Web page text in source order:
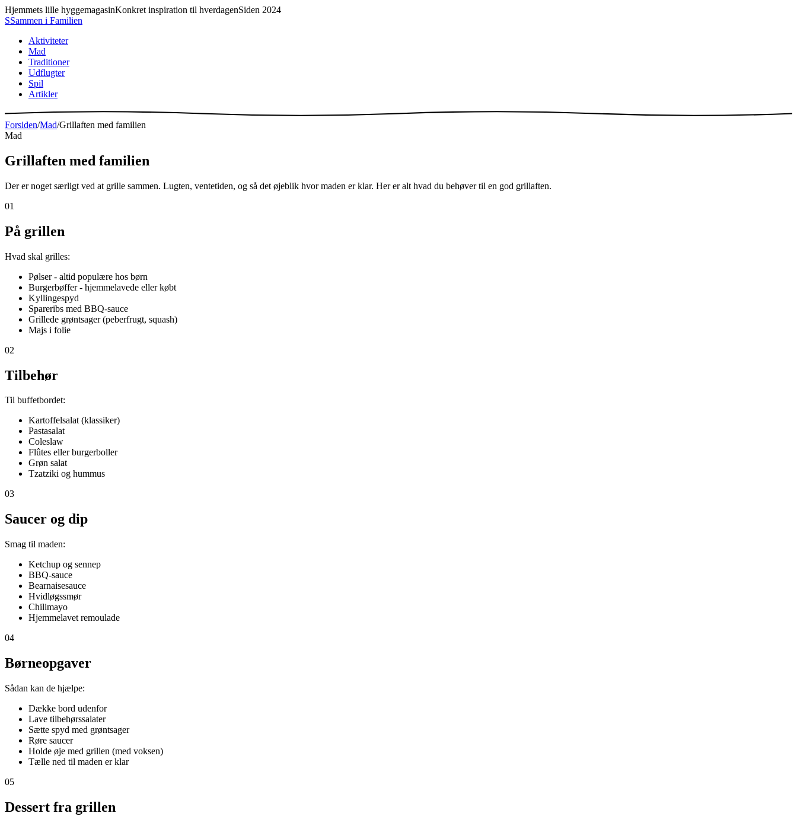
Hjemmets lille hyggemagasinKonkret inspiration til hverdagenSiden 2024
SSammen i Familien
Aktiviteter
Mad
Traditioner
Udflugter
Spil
Artikler
Forsiden/Mad/Grillaften med familien
Mad
Grillaften med familien
Der er noget særligt ved at grille sammen. Lugten, ventetiden, og så det øjeblik hvor maden er klar. Her er alt hvad du behøver til en god grillaften.
01
På grillen
Hvad skal grilles:
Pølser - altid populære hos børn
Burgerbøffer - hjemmelavede eller købt
Kyllingespyd
Spareribs med BBQ-sauce
Grillede grøntsager (peberfrugt, squash)
Majs i folie
02
Tilbehør
Til buffetbordet:
Kartoffelsalat (klassiker)
Pastasalat
Coleslaw
Flûtes eller burgerboller
Grøn salat
Tzatziki og hummus
03
Saucer og dip
Smag til maden:
Ketchup og sennep
BBQ-sauce
Bearnaisesauce
Hvidløgssmør
Chilimayo
Hjemmelavet remoulade
04
Børneopgaver
Sådan kan de hjælpe:
Dække bord udenfor
Lave tilbehørssalater
Sætte spyd med grøntsager
Røre saucer
Holde øje med grillen (med voksen)
Tælle ned til maden er klar
05
Dessert fra grillen